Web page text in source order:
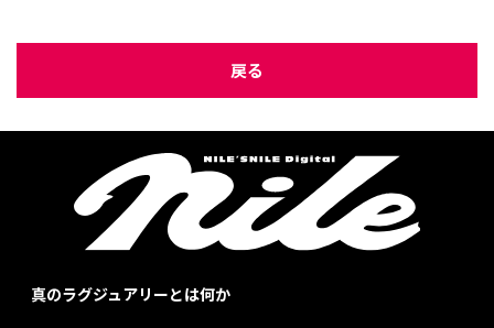
戻る
真のラグジュアリーとは何か